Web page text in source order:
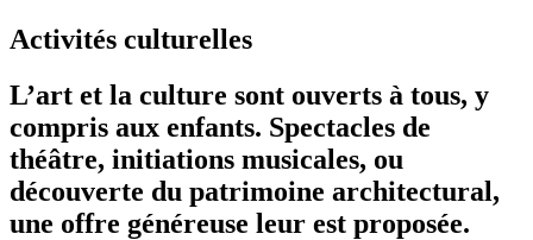
Activités culturelles
L’art et la culture sont ouverts à tous, y
compris aux enfants. Spectacles de
théâtre, initiations musicales, ou
découverte du patrimoine architectural,
une offre généreuse leur est proposée.